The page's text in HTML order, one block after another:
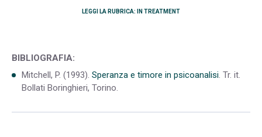
LEGGI LA RUBRICA: IN TREATMENT
BIBLIOGRAFIA:
Mitchell, P. (1993). Speranza e timore in psicoanalisi. Tr. it.
Bollati Boringhieri, Torino.